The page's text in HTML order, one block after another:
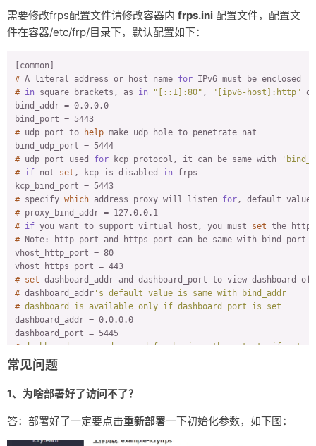
需要修改frps配置文件请修改容器内 frps.ini 配置文件，配置文
件在容器/etc/frp/目录下，默认配置如下：
# A literal address or host name for IPv6 must be enclosed
# in square brackets, as in "[::1]:80" , "[ipv6-host]:http"
bind_addr = 0.0.0.0
# udp port to help make udp hole to penetrate nat
# udp port used for kcp protocol, it can be same with
# if not set , kcp is disabled in frps
# specify which address proxy will listen for, default value
# proxy_bind_addr = 127.0.0.1
# if you want to support virtual host, you must set the
# Note: http port and https port can be same with bind_port
vhost_http_port = 80
# set dashboard_addr and dashboard_port to view dashboard
# dashboard_addr 's default value is same with bind_addr
# dashboard is available only if dashboard_port is set
dashboard_addr = 0.0.0.0
# dashboard user and passwd for basic auth protect, if not
dashboard_user = admin
dashboard assets directory(only for debug mode)
#
assets_dir = ./static
console or real logFile path like ./frps.log
# trace, debug, info, warn, error
常见问题
1、为啥部署好了访问不了？
答：部署好了一定要点击重新部署一下初始化参数，如下图：